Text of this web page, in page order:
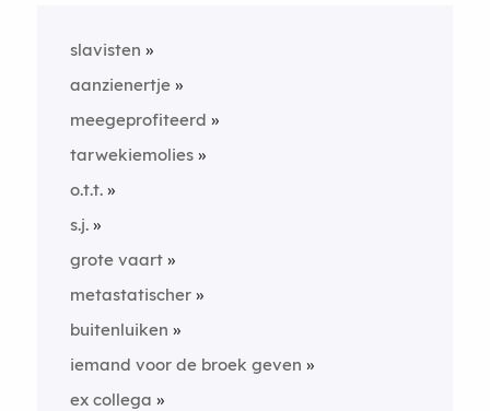
slavisten
aanzienertje
meegeprofiteerd
tarwekiemolies
o.t.t.
s.j.
grote vaart
metastatischer
buitenluiken
iemand voor de broek geven
ex collega